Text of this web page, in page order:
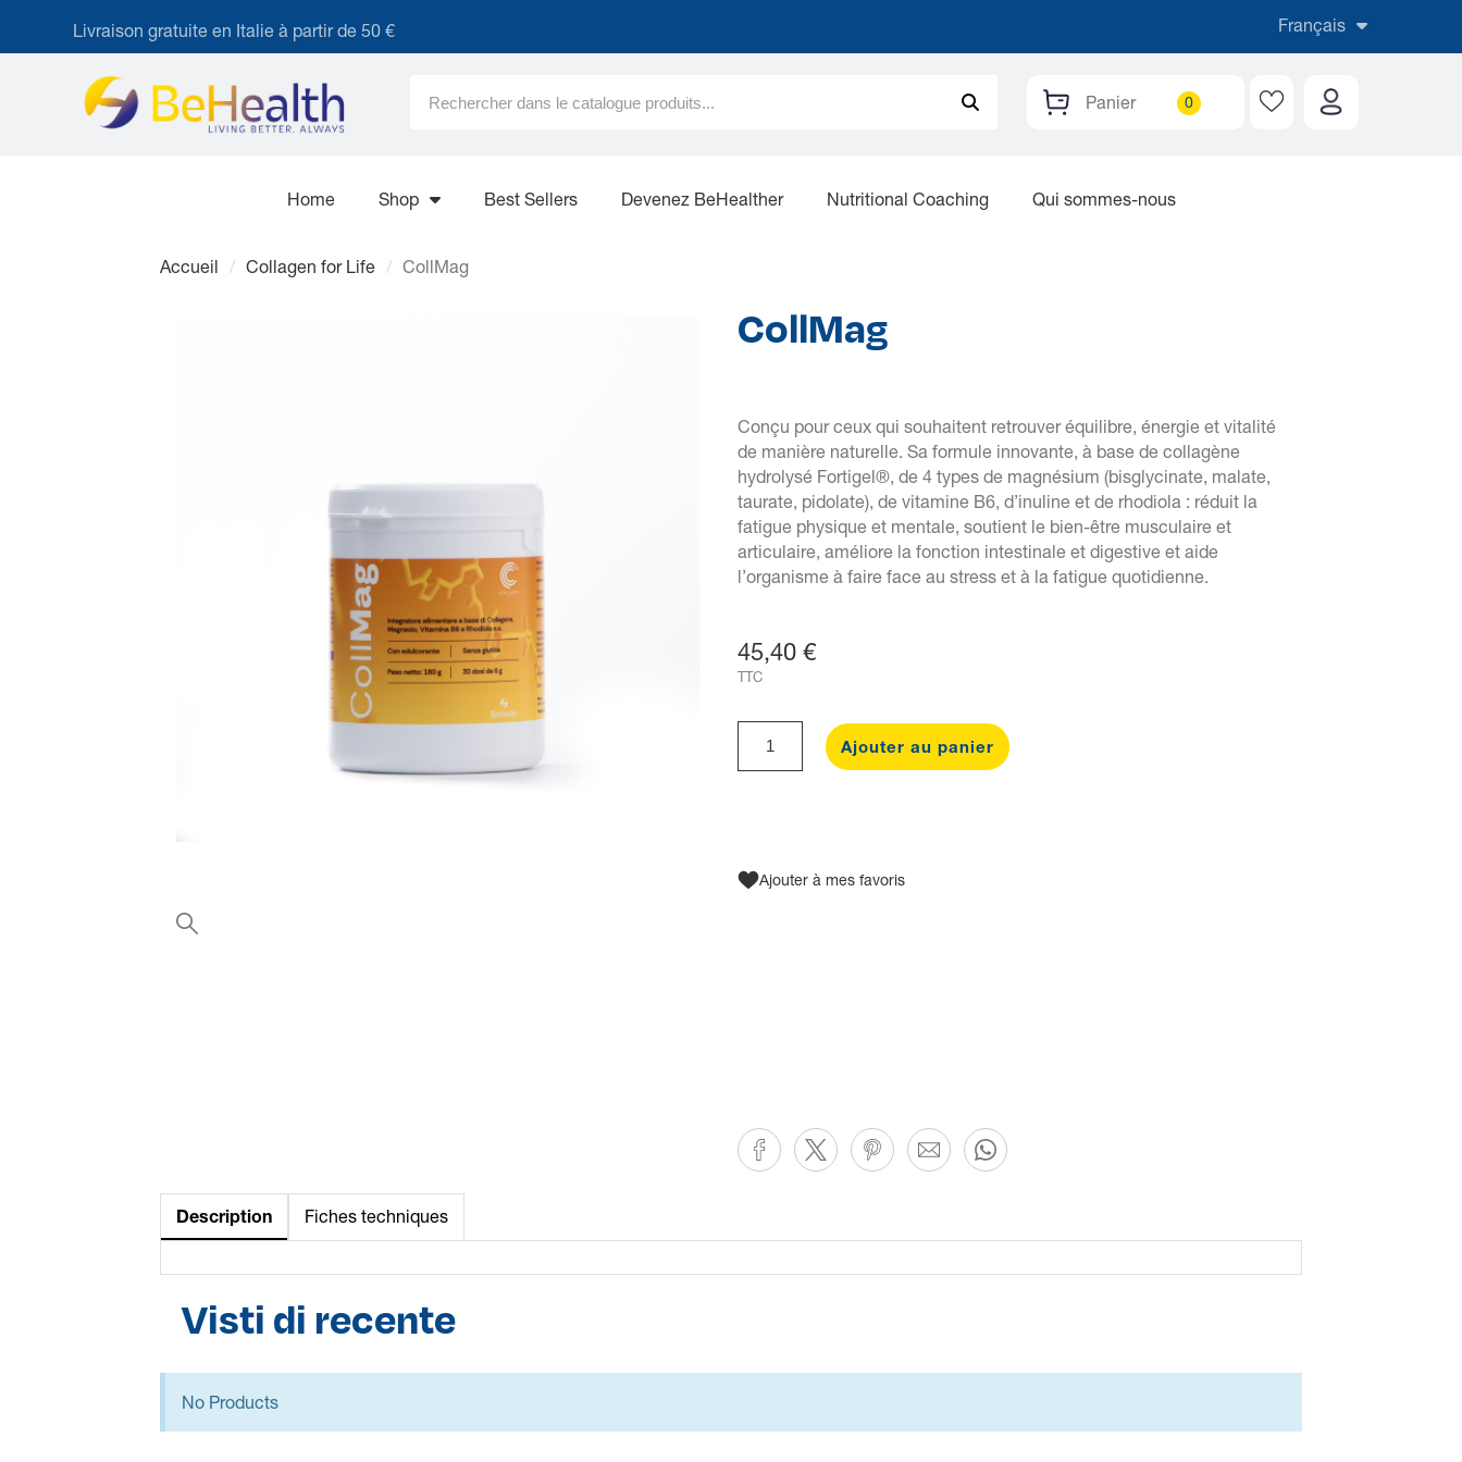
Livraison gratuite en Italie à partir de 50 € Français
Panier
Home Shop Best Sellers Devenez BeHealther Nutritional Coaching Qui sommes-nous
Accueil Collagen for Life CollMag
CollMag
Conçu pour ceux qui souhaitent retrouver équilibre, énergie et vitalité
de manière naturelle. Sa formule innovante, à base de collagène
hydrolysé Fortigel®, de 4 types de magnésium (bisglycinate, malate,
taurate, pidolate), de vitamine B6, d’inuline et de rhodiola : réduit la
fatigue physique et mentale, soutient le bien-être musculaire et
articulaire, améliore la fonction intestinale et digestive et aide
l’organisme à faire face au stress et à la fatigue quotidienne.
45,40 €
TTC
Ajouter au panier
Ajouter à mes favoris
Description Fiches techniques
Visti di recente
No Products